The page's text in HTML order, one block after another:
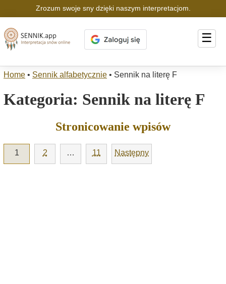
Zrozum swoje sny dzięki naszym interpretacjom.
☰
Home • Sennik alfabetycznie • Sennik na literę F
Kategoria: Sennik na literę F
Stronicowanie wpisów
1 2 … 11 Następny